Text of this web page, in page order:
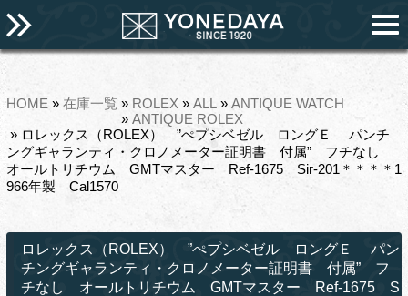
HOME » 在庫一覧 » ROLEX » ALL » ANTIQUE WATCH
» ANTIQUE ROLEX
» ロレックス（ROLEX） ”ぺプシベゼル ロングＥ パンチ
ングギャランティ・クロノメーター証明書 付属” フチなし
オールトリチウム GMTマスター Ref-1675 Sir-201＊＊＊＊1
966年製 Cal1570
ロレックス（ROLEX） ”ぺプシベゼル ロングＥ パン
チングギャランティ・クロノメーター証明書 付属” フ
チなし オールトリチウム GMTマスター Ref-1675 S